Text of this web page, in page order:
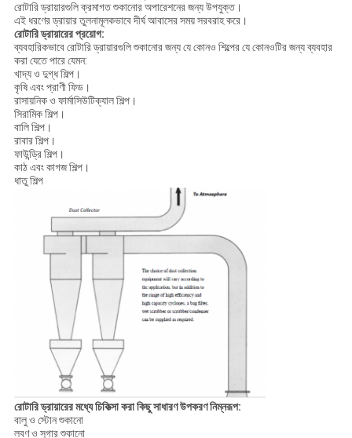
রোটারি ড্রায়ারগুলি ক্রমাগত শুকানোর অপারেশনের জন্য উপযুক্ত।
এই ধরণের ড্রায়ার তুলনামূলকভাবে দীর্ঘ আবাসের সময় সরবরাহ করে।
রোটারি ড্রায়ারের প্রয়োগ:
ব্যবহারিকভাবে রোটারি ড্রায়ারগুলি শুকানোর জন্য যে কোনও শিল্পের যে কোনওটির জন্য ব্যবহার
করা যেতে পারে যেমন:
খাদ্য ও দুগ্ধ শিল্প।
কৃষি এবং প্রাণী ফিড।
রাসায়নিক ও ফার্মাসিউটিক্যাল শিল্প।
সিরামিক শিল্প।
বালি শিল্প।
রাবার শিল্প।
ফাউন্ড্রি শিল্প।
কাঠ এবং কাগজ শিল্প।
ধাতু শিল্প
রোটারি ড্রায়ারের মধ্যে চিকিত্সা করা কিছু সাধারণ উপকরণ নিম্নরূপ:
বালু ও স্টোন শুকানো
লবণ ও সুগার শুকানো